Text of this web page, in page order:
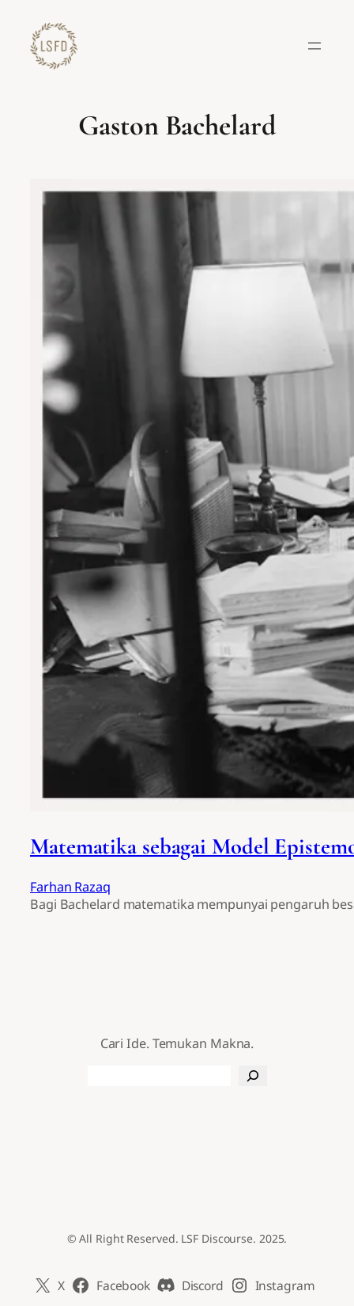
konten
Gaston Bachelard
Matematika sebagai Model
Farhan Razaq
Bagi Bachelard matematika mempunyai pengaruh
Cari Ide. Temukan Makna.
© All Right Reserved. LSF Discourse. 2025.
X Facebook Discord Instagram